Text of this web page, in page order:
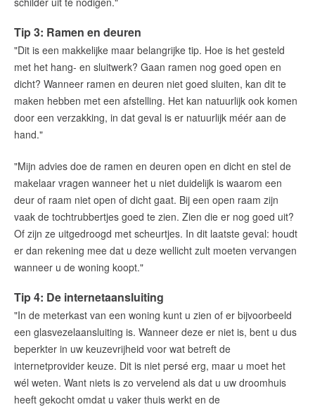
Tip 3: Ramen en deuren
"Dit is een makkelijke maar belangrijke tip. Hoe is het gesteld
met het hang- en sluitwerk? Gaan ramen nog goed open en
dicht? Wanneer ramen en deuren niet goed sluiten, kan dit te
maken hebben met een afstelling. Het kan natuurlijk ook komen
door een verzakking, in dat geval is er natuurlijk méér aan de
hand."
"Mijn advies doe de ramen en deuren open en dicht en stel de
makelaar vragen wanneer het u niet duidelijk is waarom een
deur of raam niet open of dicht gaat. Bij een open raam zijn
vaak de tochtrubbertjes goed te zien. Zien die er nog goed uit?
Of zijn ze uitgedroogd met scheurtjes. In dit laatste geval: houdt
er dan rekening mee dat u deze wellicht zult moeten vervangen
wanneer u de woning koopt."
Tip 4: De internetaansluiting
"In de meterkast van een woning kunt u zien of er bijvoorbeeld
een glasvezelaansluiting is. Wanneer deze er niet is, bent u dus
beperkter in uw keuzevrijheid voor wat betreft de
internetprovider keuze. Dit is niet persé erg, maar u moet het
wél weten. Want niets is zo vervelend als dat u uw droomhuis
heeft gekocht omdat u vaker thuis werkt en de